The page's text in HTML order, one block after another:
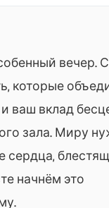
вечер.
которые
ваш вклад
зала. Миру
сердца,
начнём это